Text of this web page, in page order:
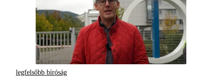
legfelsőbb bíróság